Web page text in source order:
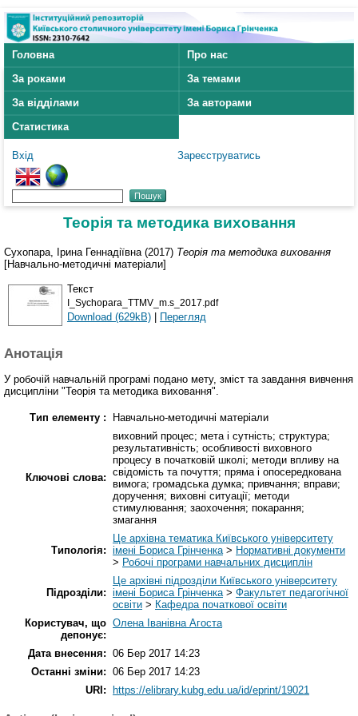
Головна
Про нас
За роками
За темами
За відділами
За авторами
Статистика
Вхід Зареєструватись
Теорія та методика виховання
Сухопара, Ірина Геннадіївна (2017) Теорія та методика виховання
[Навчально-методичні матеріали]
Текст
I_Sychopara_TTMV_m.s_2017.pdf
Download (629kB) | Перегляд
Анотація
У робочій навчальній програмі подано мету, зміст та завдання вивчення
дисципліни "Теорія та методика виховання".
Тип елементу : Навчально-методичні матеріали
Ключові слова:
виховний процес; мета і сутність; структура;
результативність; особливості виховного
процесу в початковій школі; методи впливу на
свідомість та почуття; пряма і опосередкована
вимога; громадська думка; привчання; вправи;
доручення; виховні ситуації; методи
стимулювання; заохочення; покарання;
змагання
Типологія:
Це архівна тематика Київського університету
імені Бориса Грінченка> Нормативні документи
> Робочі програми навчальних дисциплін
Підрозділи:
Це архівні підрозділи Київського університету
імені Бориса Грінченка> Факультет педагогічної
освіти > Кафедра початкової освіти
Користувач, що
депонує:
Олена Іванівна Агоста
Дата внесення: 06 Бер 2017 14:23
Останні зміни: 06 Бер 2017 14:23
URI:
https://elibrary.kubg.edu.ua/id/eprint/19021